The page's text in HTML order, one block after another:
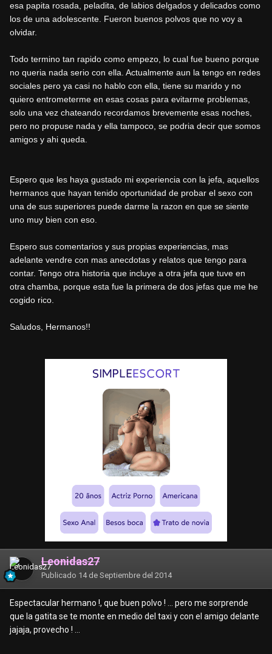
esa papita rosada, peladita, de labios delgados y delicados como
los de una adolescente. Fueron buenos polvos que no voy a
olvidar.
Todo termino tan rapido como empezo, lo cual fue bueno porque
no queria nada serio con ella. Actualmente aun la tengo en redes
sociales pero ya casi no hablo con ella, tiene su marido y no
quiero entrometerme en esas cosas para evitarme problemas,
solo una vez chateando recordamos brevemente esas noches,
pero no propuse nada y ella tampoco, se podria decir que somos
amigos y ahi queda.
Espero que les haya gustado mi experiencia con la jefa, aquellos
hermanos que hayan tenido oportunidad de probar el sexo con
una de sus superiores puede darme la razon en que se siente
uno muy bien con eso.
Espero sus comentarios y sus propias experiencias, mas
adelante vendre con mas anecdotas y relatos que tengo para
contar. Tengo otra historia que incluye a otra jefa que tuve en
otra chamba, porque esta fue la primera de dos jefas que me he
cogido rico.
Saludos, Hermanos!!
Leonidas27
Publicado 14 de Septiembre del 2014
Espectacular hermano !, que buen polvo ! ... pero me sorprende
que la gatita se te monte en medio del taxi y con el amigo delante
jajaja, provecho ! ...